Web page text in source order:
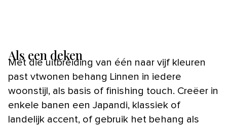
Als een deken
Met die uitbreiding van één naar vijf kleuren
past vtwonen behang Linnen in iedere
woonstijl, als basis of finishing touch. Creëer in
enkele banen een Japandi, klassiek of
landelijk accent, of gebruik het behang als